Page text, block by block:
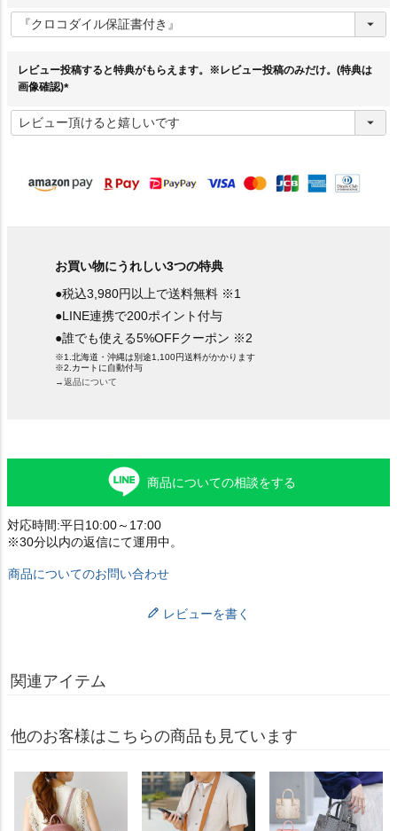
必
須
レビュー投稿すると特典がもらえます。※レビュー投稿のみだけ。(特典は
画像確認)
必
須
お買い物にうれしい3つの特典
●税込3,980円以上で送料無料 ※1
●LINE連携で200ポイント付与
●誰でも使える5%OFFクーポン ※2
※1.北海道・沖縄は別途1,100円送料がかかります
※2.カートに自動付与
→返品について
商品についての相談をする
対応時間:平日10:00～17:00
※30分以内の返信にて運用中。
商品についてのお問い合わせ
レビューを書く
関連アイテム
他のお客様はこちらの商品も見ています